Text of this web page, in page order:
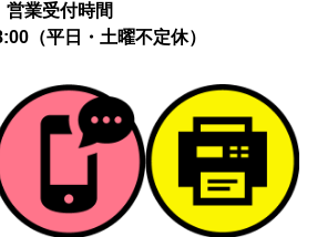
営業受付時間
（平日・土曜不定休）